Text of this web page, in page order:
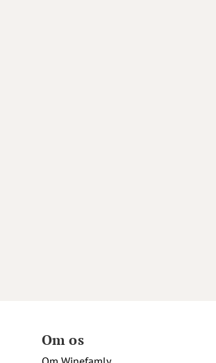
Om os